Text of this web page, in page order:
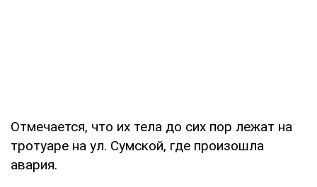
Отмечается, что их тела до сих пор лежат на
тротуаре на ул. Сумской, где произошла
авария.